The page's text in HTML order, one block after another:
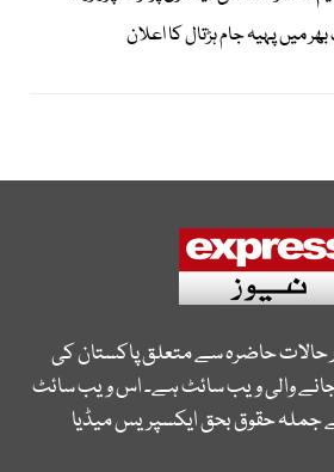
میں پہیہ جام ہڑتال کا اعلان
حالات حاضرہ سے متعلق پاکستان کی
والی ویب سائٹ ہے۔ اس ویب سائٹ
جملہ حقوق بحق ایکسپریس میڈیا